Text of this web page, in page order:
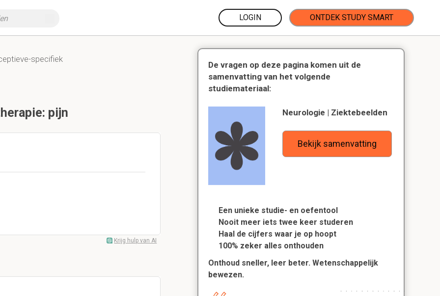
LOGIN ONTDEK STUDY SMART
specifiek
pijn
Krijg hulp van AI
De vragen op deze pagina komen uit de
samenvatting van het volgende
studiemateriaal:
Neurologie | Ziektebeelden
Bekijk samenvatting
Een unieke studie- en oefentool
Nooit meer iets twee keer studeren
Haal de cijfers waar je op hoopt
100% zeker alles onthouden
Onthoud sneller, leer beter. Wetenschappelijk
bewezen.